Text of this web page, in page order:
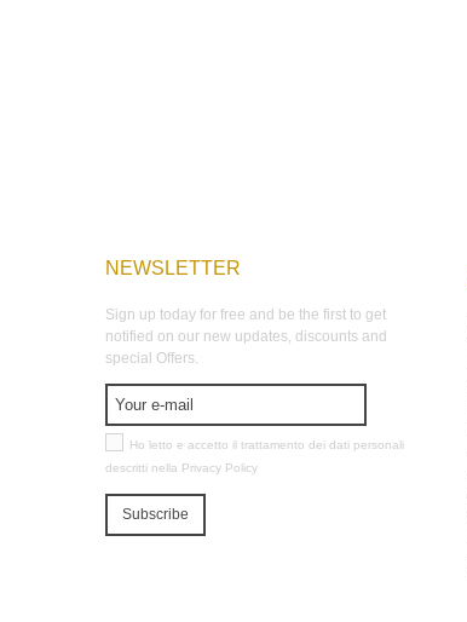
NEWSLETTER
Sign up today for free and be the first to get
notified on our new updates, discounts and
special Offers.
Ho letto e accetto il trattamento dei dati personali
descritti nella Privacy Policy
Subscribe